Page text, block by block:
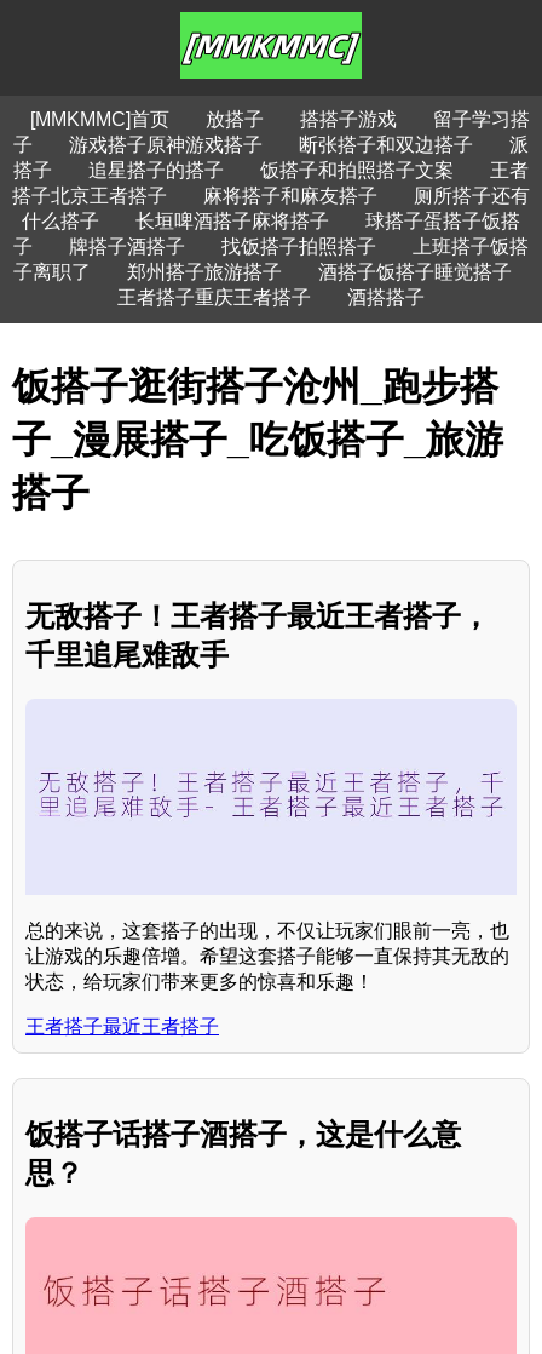
[MMKMMC]首页 放搭子 搭搭子游戏
留子学习搭
子
游戏搭子原神游戏搭子 断张搭子和双边搭子
派
搭子
追星搭子的搭子 饭搭子和拍照搭子文案
王者
搭子北京王者搭子
麻将搭子和麻友搭子
厕所搭子还有
什么搭子
长垣啤酒搭子麻将搭子
球搭子蛋搭子饭搭
子
牌搭子酒搭子 找饭搭子拍照搭子
上班搭子饭搭
子离职了
郑州搭子旅游搭子
酒搭子饭搭子睡觉搭子
王者搭子重庆王者搭子
酒搭搭子
饭搭子逛街搭子沧州_跑步搭
子_漫展搭子_吃饭搭子_旅游
搭子
无敌搭子！王者搭子最近王者搭子，
千里追尾难敌手
总的来说，这套搭子的出现，不仅让玩家们眼前一亮，也
让游戏的乐趣倍增。希望这套搭子能够一直保持其无敌的
状态，给玩家们带来更多的惊喜和乐趣！
王者搭子最近王者搭子
饭搭子话搭子酒搭子，这是什么意
思？